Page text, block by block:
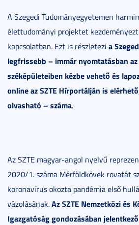
A Szegedi Tudományegyetemen
élettudományi projektet
kapcsolatban. Ezt is részletezi a
legfrissebb – immár nyomtatásban
széképületeiben kézbe vehető és
online az SZTE Hírportálján is
olvasható – száma.
Az SZTE magyar-angol nyelvű
2020/1. száma Mérföldkövek rovatát
koronavírus okozta pandémia első
vázolásának.Az SZTE Nemzetközi és
Igazgatóság gondozásában